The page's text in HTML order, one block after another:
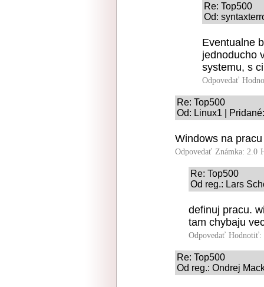
Re: Top500
Od:
Eventualne
jednoducho
systemu, s
Odpovedať
Re: Top500
Od: Linux1 |
Windows na
Odpovedať Známka: 2.0
Re: Top500
Od reg.: Lars
definuj pracu.
tam chybaju
Odpovedať Hodnotiť:
Re: Top500
Od reg.: Ondrej